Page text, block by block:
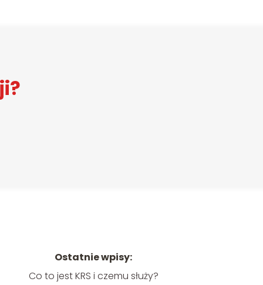
Ostatnie wpisy:
Co to jest KRS i czemu służy?